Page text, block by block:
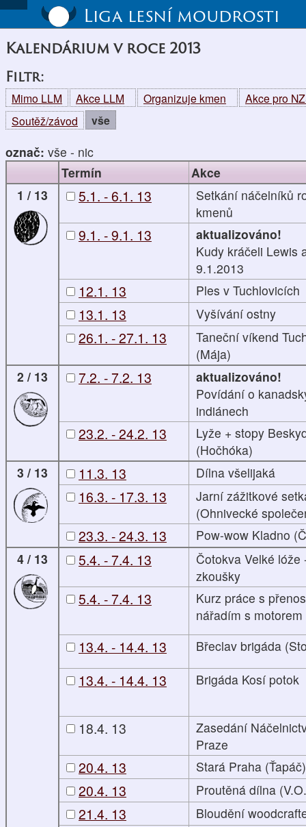
Liga lesní moudrosti
Kalendárium v roce 2013
Filtr:
Mimo LLM Akce LLM Organizuje kmen
Akce pro
Soutěž/závod
vše
označ: vše - nic
Termín
Akce
1 / 13
5.1. - 6.1. 13
Setkání náčelníků
kmenů
9.1. - 9.1. 13
aktualizováno!
Kudy kráčeli Lewis
9.1.2013
12.1. 13 Ples v Tuchlovicích
13.1. 13 Vyšívání ostny
26.1. - 27.1. 13
Taneční víkend
(Mája)
2 / 13
7.2. - 7.2. 13
aktualizováno!
Povídání o
indiánech
23.2. - 24.2. 13
Lyže + stopy
(Hočhóka)
3 / 13
11.3. 13 Dílna všelijaká
16.3. - 17.3. 13
Jarní zážitkové
(Ohnivecké
23.3. - 24.3. 13
Pow-wow Kladno
4 / 13
5.4. - 7.4. 13
Čotokva Velké lóže
zkoušky
5.4. - 7.4. 13
Kurz práce s
nářadím s motorem
13.4. - 14.4. 13 Břeclav brigáda
13.4. - 14.4. 13 Brigáda Kosí potok
18.4. 13
Zasedání
Praze
20.4. 13 Stará Praha (Ťapáč)
20.4. 13 Proutěná dílna
21.4. 13 Bloudění